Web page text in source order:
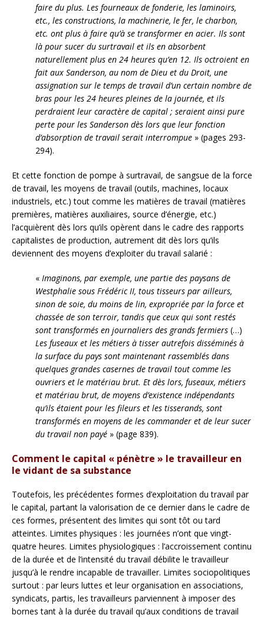
faire du plus. Les fourneaux de fonderie, les laminoirs,
etc., les constructions, la machinerie, le fer, le charbon,
etc. ont plus à faire qu’à se transformer en acier. Ils sont
là pour sucer du surtravail et ils en absorbent
naturellement plus en 24 heures qu’en 12. Ils octroient en
fait aux Sanderson, au nom de Dieu et du Droit, une
assignation sur le temps de travail d’un certain nombre de
bras pour les 24 heures pleines de la journée, et ils
perdraient leur caractère de capital ; seraient ainsi pure
perte pour les Sanderson dès lors que leur fonction
d’absorption de travail serait interrompue » (pages 293-
294).
Et cette fonction de pompe à surtravail, de sangsue de la force
de travail, les moyens de travail (outils, machines, locaux
industriels, etc.) tout comme les matières de travail (matières
premières, matières auxiliaires, source d’énergie, etc.)
l’acquièrent dès lors qu’ils opèrent dans le cadre des rapports
capitalistes de production, autrement dit dès lors qu’ils
deviennent des moyens d’exploiter du travail salarié :
« Imaginons, par exemple, une partie des paysans de
Westphalie sous Frédéric II, tous tisseurs par ailleurs,
sinon de soie, du moins de lin, expropriée par la force et
chassée de son terroir, tandis que ceux qui sont restés
sont transformés en journaliers des grands fermiers (…)
Les fuseaux et les métiers à tisser autrefois disséminés à
la surface du pays sont maintenant rassemblés dans
quelques grandes casernes de travail tout comme les
ouvriers et le matériau brut. Et dès lors, fuseaux, métiers
et matériau brut, de moyens d’existence indépendants
qu’ils étaient pour les fileurs et les tisserands, sont
transformés en moyens de les commander et de leur sucer
du travail non payé » (page 839).
Comment le capital « pénètre » le travailleur en
le vidant de sa substance
Toutefois, les précédentes formes d’exploitation du travail par
le capital, partant la valorisation de ce dernier dans le cadre de
ces formes, présentent des limites qui sont tôt ou tard
atteintes. Limites physiques : les journées n’ont que vingt-
quatre heures. Limites physiologiques : l’accroissement continu
de la durée et de l’intensité du travail débilite le travailleur
jusqu’à le rendre incapable de travailler. Limites sociopolitiques
surtout : par leurs luttes et leur organisation en associations,
syndicats, partis, les travailleurs parviennent à imposer des
bornes tant à la durée du travail qu’aux conditions de travail